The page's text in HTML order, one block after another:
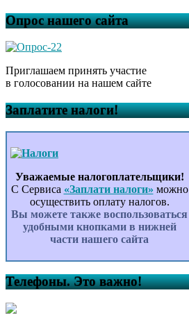
Опрос нашего сайта
Приглашаем принять участие
в голосовании на нашем сайте
Заплатите налоги!
Уважаемые налогоплательщики!
С Сервиса «Заплати налоги» можно
осуществить оплату налогов.
Вы можете также воспользоваться
удобными кнопками в нижней
части нашего сайта
Телефоны. Это важно!